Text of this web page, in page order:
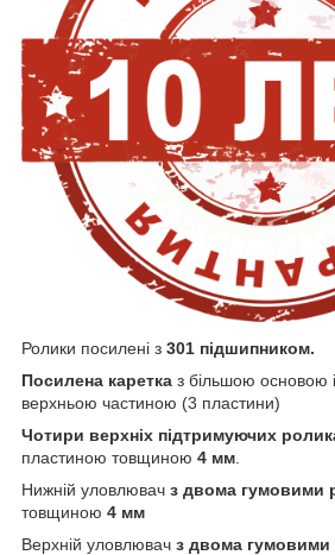
Ролики посилені з 301 підшипником.
Посилена каретка з більшою основою
верхньою частиною (3 пластини)
Чотири верхніх підтримуючих
пластиною товщиною 4 мм
Нижній уловлювач з двома гумовими
товщиною 4 мм
Верхній уловлювач з двома гумовими